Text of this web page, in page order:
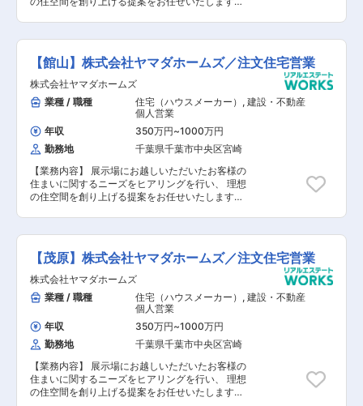
要望ヒアリング ■定期的な連絡（メール・電
話） 2. 提案・契約 ■家づくりのプランニン
グ・提案 ■契約対応 3. 社内調整・工事準備
■設計士との打合せ（間取り・仕様など） 4. 引渡
し・アフターフォロー ■引渡し対応 ■アフタ
ーフォロー など 【未経験の場合】 入社後3年
程度はアシスタント業務をお任せします。
【館山】株式会社ヤマダホームズ／注文住宅営業
株式会社ヤマダホームズ
業種 / 職種
住宅（ハウスメーカー） , 建設・不動産
個人営業
年収
350万円~1000万円
勤務地
千葉県千葉市中央区宮崎
【業務内容】 展示場にお越しいただいたお客様の
住まいに関するニーズをヒアリングを行い、 理想
の住空間を創り上げる提案をお任せいたします。
要望ヒアリング ■定期的な連絡（メール・電
話） 2. 提案・契約 ■家づくりのプランニン
グ・提案 ■契約対応 3. 社内調整・工事準備
■設計士との打合せ（間取り・仕様など） 4. 引渡
し・アフターフォロー ■引渡し対応 ■アフタ
ーフォロー など 【未経験の場合】 入社後3年
程度はアシスタント業務をお任せします。
【茂原】株式会社ヤマダホームズ／注文住宅営業
株式会社ヤマダホームズ
業種 / 職種
住宅（ハウスメーカー） , 建設・不動産
個人営業
年収
350万円~1000万円
勤務地
千葉県千葉市中央区宮崎
【業務内容】 展示場にお越しいただいたお客様の
住まいに関するニーズをヒアリングを行い、 理想
の住空間を創り上げる提案をお任せいたします。